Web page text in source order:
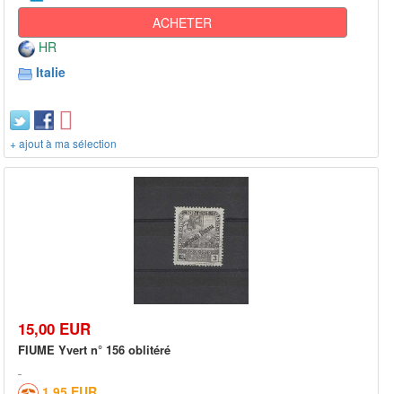
ACHETER
HR
Italie
+ ajout à ma sélection
15,00 EUR
FIUME Yvert n° 156 oblitéré